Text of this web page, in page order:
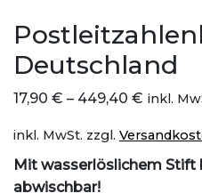
Deutschland
17,90 € – 449,40 € inkl.
inkl. MwSt. zzgl.
Mit wasserlöslichem Stift
abwischbar!